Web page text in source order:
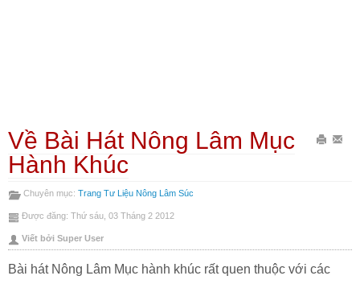
Về Bài Hát Nông Lâm Mục
Hành Khúc
Chuyên mục: Trang Tư Liệu Nông Lâm Súc
Được đăng: Thứ sáu, 03 Tháng 2 2012
Viết bởi Super User
Bài hát Nông Lâm Mục hành khúc rất quen thuộc với các